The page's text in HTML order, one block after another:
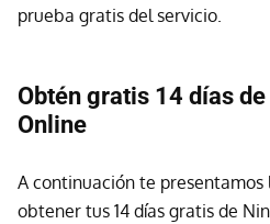
prueba gratis del servicio.
Obtén gratis 14 días
Online
A continuación te presentamos
obtener tus 14 días gratis de